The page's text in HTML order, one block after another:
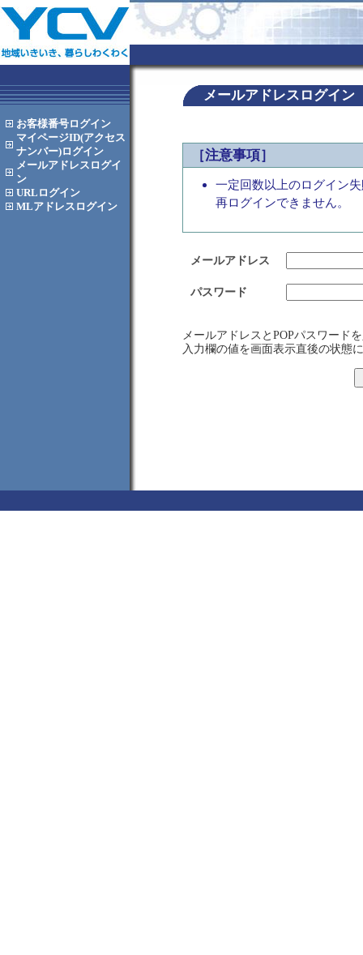
お客様番号ログイン
マイページID(アクセス
ナンバー)ログイン
メールアドレス ログイ
ン
URL ログイン
MLアドレス ログイン
メールアドレスログイン
［注意事項］
一定回数以上のログイン
再ログインできません。
メールアドレス
パスワード
メールアドレスとPOPパスワード
入力欄の値を画面表示直後の状態